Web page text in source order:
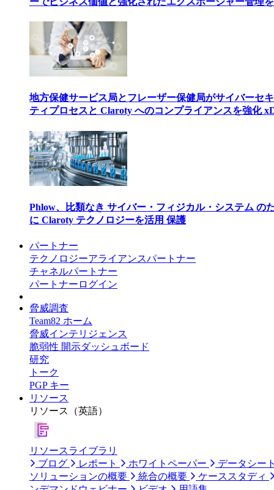
地方保健サービス局とフレーザー保健局がサイバーセ
ティプロセスと Claroty へのコンプライアンスを強化
Phlow、比類なき サイバー・フィジカル・システム の
に Claroty テクノロジーを活用 保護
パートナー
テクノロジーアライアンスパートナー
チャネルパートナー
パートナーログイン
脅威調査
Team82 ホーム
脅威インテリジェンス
脆弱性 開示ダッシュボード
研究
トーク
PGP キー
リソース
リソース（英語）
リソースライブラリ
ブログ
レポート ホワイトペーパー
データシー
ソリューションの概要
統合の概要
ケーススタディ